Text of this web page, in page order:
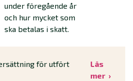
under föregående år
och hur mycket som
ska betalas i skatt.
för utfört
Läs
mer